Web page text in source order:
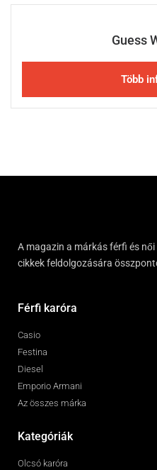
Guess
Több
A magazin a márkás férfi és
cikkek feldolgozására
Férfi karóra
Casio
Festina
Diesel
Emporio Armani
Az összes márka
Kategóriák
Olcsó karóra